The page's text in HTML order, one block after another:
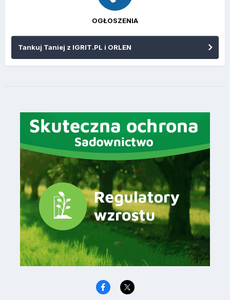
OGŁOSZENIA
Tankuj Taniej z IGRIT.PL i ORLEN